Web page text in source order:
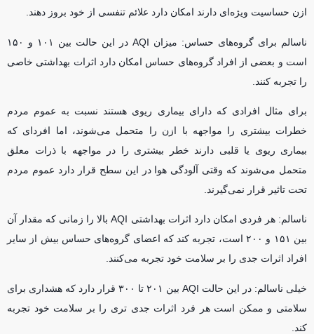
ازن حساسیت ویژه‌ای دارند امکان دارد علائم تنفسی از خود بروز دهند.
ناسالم برای گروه‌های حساس: میزان AQI در این حالت بین ۱۰۱ و ۱۵۰
است و بعضی از افراد گروه‌های حساس امکان دارد اثرات بهداشتی خاصی
را تجربه کنند.
برای مثال افرادی که دارای بیماری ریوی هستند نسبت به عموم مردم
خطرات بیشتری را مواجهه با ازن را متحمل می‌شوند، اما افردای که
بیماری ریوی یا قلبی دارند خطر بیشتری را در مواجهه با ذرات معلق
متحمل می‌شوند که وقتی آلودگی هوا در این سطح قرار دارد عموم مردم
تحت تاثیر قرار نمی‌گیرند.
ناسالم: هر فردی امکان دارد اثرات بهداشتی AQI بالا را زمانی که مقدار آن
بین ۱۵۱ و ۲۰۰ است، تجربه کند که اعضای گروه‌های حساس بیش از سایر
افراد اثرات جدی را بر سلامت خود تجربه می‌کنند.
خیلی ناسالم: در این حالت AQI بین ۲۰۱ تا ۳۰۰ قرار دارد که هشداری برای
سلامتی و ممکن است هر فرد اثرات جدی تری را بر سلامت خود تجربه
کند.